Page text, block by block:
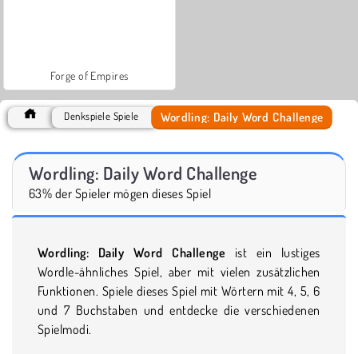
Forge of Empires
Denkspiele Spiele Wordling: Daily Word Challenge
Wordling: Daily Word Challenge
63% der Spieler mögen dieses Spiel
Wordling: Daily Word Challenge ist ein lustiges
Wordle-ähnliches Spiel, aber mit vielen zusätzlichen
Funktionen. Spiele dieses Spiel mit Wörtern mit 4, 5, 6
und 7 Buchstaben und entdecke die verschiedenen
Spielmodi.